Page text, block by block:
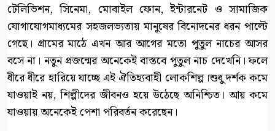
টেলিভিশন, সিনেমা, মোবাইল ফোন, ইন্টারনেট ও সামাজিক
যোগাযোগমাধ্যমের সহজলভ্যতায় মানুষের বিনোদনের ধরন পাল্টে
গেছে। গ্রামের মাঠে এখন আর আগের মতো পুতুল নাচের আসর
বসে না। নতুন প্রজন্মের অনেকেই বাস্তবে পুতুল নাচ দেখেনি। ফলে
ধীরে ধীরে হারিয়ে যাচ্ছে এই ঐতিহ্যবাহী লোকশিল্প।শুধু দর্শক কমে
যাওয়াই নয়, শিল্পীদের জীবনও হয়ে উঠেছে অনিশ্চিত। আয় কমে
যাওয়ায় অনেকেই পেশা পরিবর্তন করেছেন।